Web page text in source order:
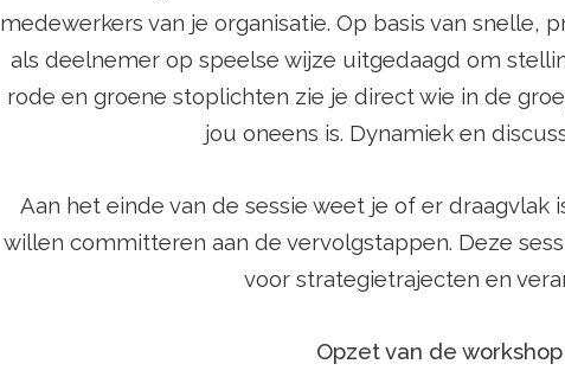
medewerkers van je organisatie. Op basis van snelle,
als deelnemer op speelse wijze uitgedaagd om
rode en groene stoplichten zie je direct wie in de
jou oneens is. Dynamiek en
Aan het einde van de sessie weet je of er draagvlak
willen committeren aan de vervolgstappen. Deze
voor strategietrajecten en
Opzet van de